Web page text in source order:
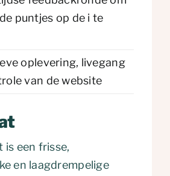
puntjes op de i te
oplevering, livegang
van de website
is een frisse,
en laagdrempelige